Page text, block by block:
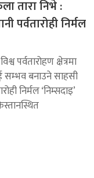
तारा निभे :
पर्वतारोही निर्मल
पर्वतारोहण क्षेत्रमा
बनाउने साहसी
निर्मल ‘निम्सदाइ’